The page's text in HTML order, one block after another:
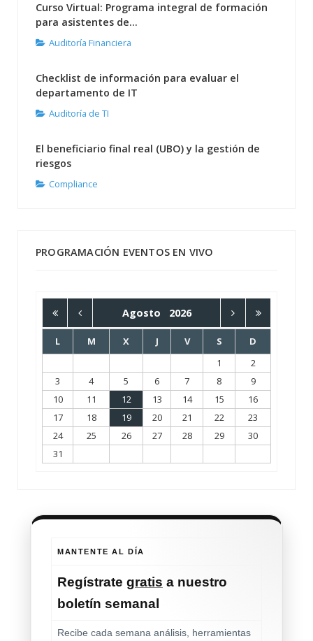
Curso Virtual: Programa integral de formación
para asistentes de...
Auditoría Financiera
Checklist de información para evaluar el
departamento de IT
Auditoría de TI
El beneficiario final real (UBO) y la gestión de
riesgos
Compliance
PROGRAMACIÓN EVENTOS EN VIVO
Agosto 2026
L M X J V S
D
1
2
3
4 5 6 7 8
9
10
11 12 13 14 15
16
17
18 19 20 21 22
23
24
25 26 27 28 29
30
31
MANTENTE AL DÍA
Regístrate gratis a nuestro
boletín semanal
Recibe cada semana análisis, herramientas